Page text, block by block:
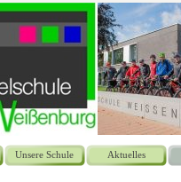
Unsere Schule Aktuelles